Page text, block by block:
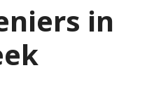
in